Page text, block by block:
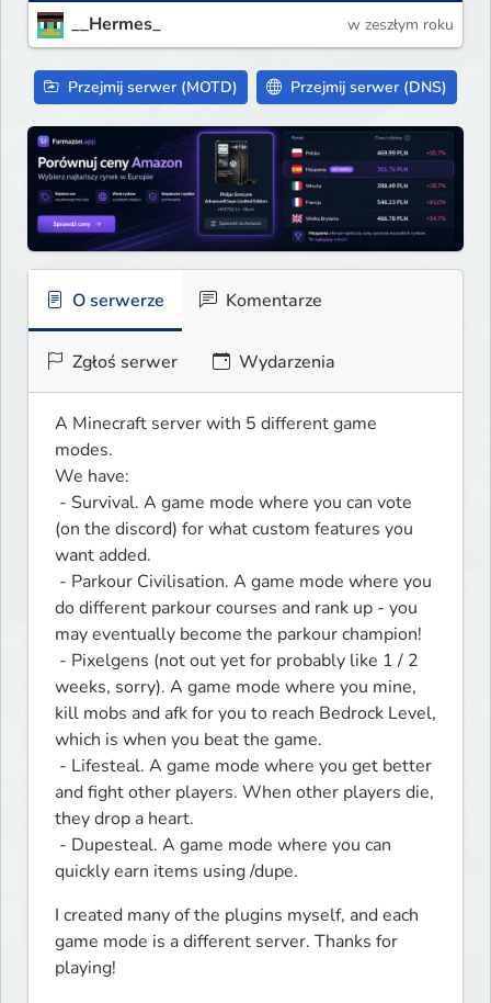
__Hermes_ w zeszłym roku
Przejmij serwer (MOTD) Przejmij serwer (DNS)
O serwerze Komentarze
Zgłoś serwer Wydarzenia
A Minecraft server with 5 different game
modes.
We have:
(on the discord) for what custom features you
want added.
do different parkour courses and rank up - you
may eventually become the parkour champion!
weeks, sorry). A game mode where you mine,
kill mobs and afk for you to reach Bedrock Level,
which is when you beat the game.
and fight other players. When other players die,
they drop a heart.
quickly earn items using /dupe.
I created many of the plugins myself, and each
game mode is a different server. Thanks for
playing!